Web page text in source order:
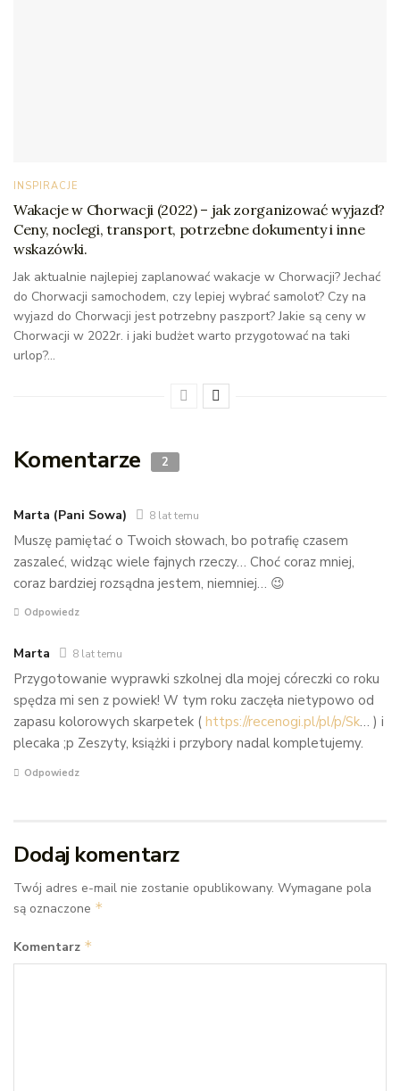
INSPIRACJE
Wakacje w Chorwacji (2022) – jak zorganizować wyjazd?
Ceny, noclegi, transport, potrzebne dokumenty i inne
wskazówki.
Jak aktualnie najlepiej zaplanować wakacje w Chorwacji? Jechać
do Chorwacji samochodem, czy lepiej wybrać samolot? Czy na
wyjazd do Chorwacji jest potrzebny paszport? Jakie są ceny w
Chorwacji w 2022r. i jaki budżet warto przygotować na taki
urlop?...
Komentarze 2
Marta (Pani Sowa) 8 lat temu
Muszę pamiętać o Twoich słowach, bo potrafię czasem
zaszaleć, widząc wiele fajnych rzeczy… Choć coraz mniej,
coraz bardziej rozsądna jestem, niemniej… 😉
Odpowiedz
Marta 8 lat temu
Przygotowanie wyprawki szkolnej dla mojej córeczki co roku
spędza mi sen z powiek! W tym roku zaczęła nietypowo od
zapasu kolorowych skarpetek ( https://recenogi.pl/pl/p/Sk… ) i
plecaka ;p Zeszyty, książki i przybory nadal kompletujemy.
Odpowiedz
Dodaj komentarz
Twój adres e-mail nie zostanie opublikowany. Wymagane pola
są oznaczone *
Komentarz *